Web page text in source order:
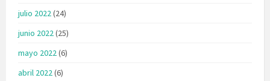
julio 2022(24)
junio 2022(25)
mayo 2022(6)
abril 2022(6)